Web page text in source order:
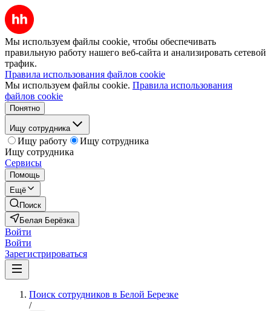
Мы используем файлы cookie, чтобы обеспечивать
правильную работу нашего веб-сайта и анализировать сетевой
трафик.
Правила использования файлов cookie
Мы используем файлы cookie. Правила использования
файлов cookie
Понятно
Ищу сотрудника
Ищу работу
Ищу сотрудника
Ищу сотрудника
Сервисы
Помощь
Ещё
Поиск
Белая Берёзка
Войти
Войти
Зарегистрироваться
Поиск сотрудников в Белой Березке
/